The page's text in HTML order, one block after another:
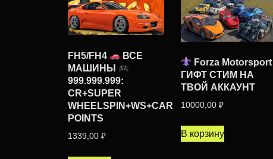
FH5/FH4
ВСЕ
МАШИНЫ
999.999.999:
CR+SUPER
WHEELSPIN+WS+CAR
POINTS
1339,00 ₽
Forza Motorsport
ГИФТ СТИМ НА
ТВОЙ АККАУНТ
10000,00₽
В корзину